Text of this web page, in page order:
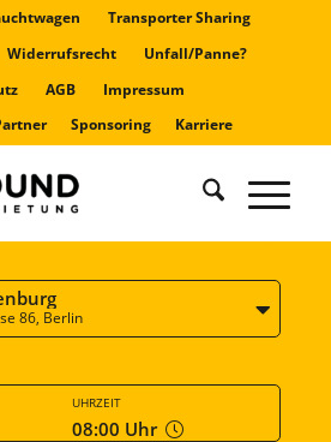
Transporter Sharing
Widerrufsrecht
Unfall/Panne?
AGB
Impressum
Sponsoring Karriere
86, Berlin
UHRZEIT
08:00 Uhr